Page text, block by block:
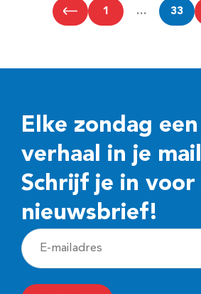
1 … 33
Elke zondag
verhaal in je
Schrijf je in voor
nieuwsbrief!
E
-
m